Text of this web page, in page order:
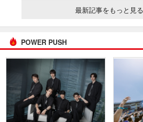
最新記事をもっと見る
POWER PUSH